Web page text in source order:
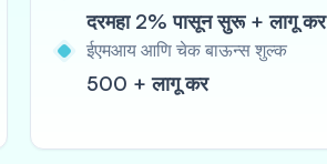
दरमहा 2% पासून सुरू + लागू कर
ईएमआय आणि चेक बाऊन्स शुल्क
500 + लागू कर